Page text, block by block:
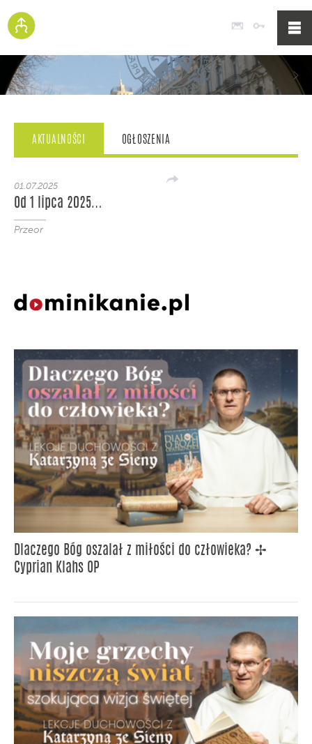
Poczta
AKTUALNOŚCI OGŁOSZENIA
01.07.2025
Od 1 lipca 2025…
Przeor
Dlaczego Bóg oszalał z miłości do człowieka? ✢
Cyprian Klahs OP